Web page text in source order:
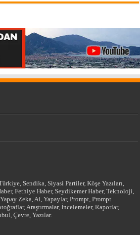
Sendika, Siyasi Partiler, Köşe Yazıları,
Fethiye Haber, Seydikemer Haber, Teknoloji,
Zeka, Ai, Yapaylar, Prompt, Prompt
Araştırmalar, İncelemeler, Raporlar,
Çevre, Yazılar.